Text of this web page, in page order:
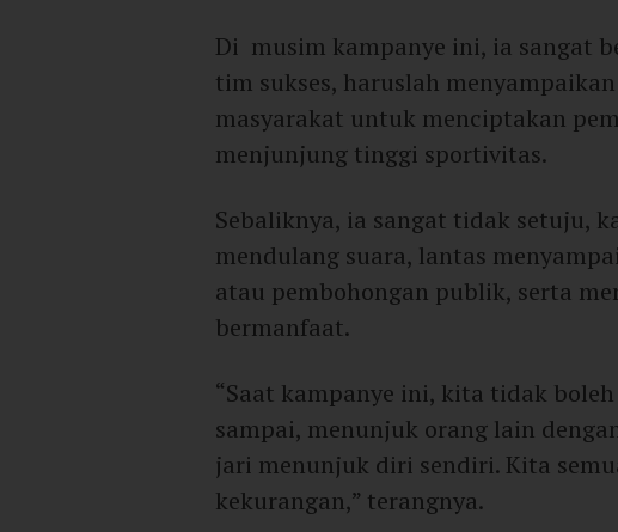
Di musim kampanye ini, ia sangat
tim sukses, haruslah
masyarakat untuk menciptakan
menjunjung tinggi sportivitas.
Sebaliknya, ia sangat tidak setuju,
mendulang suara, lantas
atau pembohongan publik, serta
bermanfaat.
“Saat kampanye ini, kita tidak
sampai, menunjuk orang lain
jari menunjuk diri sendiri. Kita
kekurangan,” terangnya.